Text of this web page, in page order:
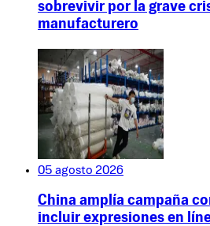
sobrevivir por la grave
manufacturero
05 agosto 2026
China amplía campaña
incluir expresiones en